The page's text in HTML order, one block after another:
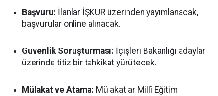
Başvuru: İlanlar İŞKUR üzerinden yayımlanacak,
başvurular online alınacak.
Güvenlik Soruşturması: İçişleri Bakanlığı adaylar
üzerinde titiz bir tahkikat yürütecek.
Mülakat ve Atama: Mülakatlar Millî Eğitim